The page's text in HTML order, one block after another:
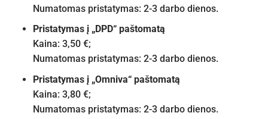
Numatomas pristatymas: 2-3 darbo dienos.
Pristatymas į „DPD“ paštomatą
Kaina: 3,50 €;
Numatomas pristatymas: 2-3 darbo dienos.
Pristatymas į „Omniva“ paštomatą
Kaina: 3,80 €;
Numatomas pristatymas: 2-3 darbo dienos.